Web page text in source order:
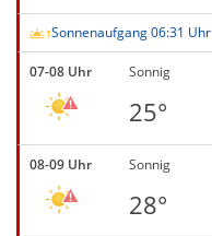
Sonnenaufgang 06:31 Uhr
07-08 Uhr Sonnig
25°
08-09 Uhr Sonnig
28°